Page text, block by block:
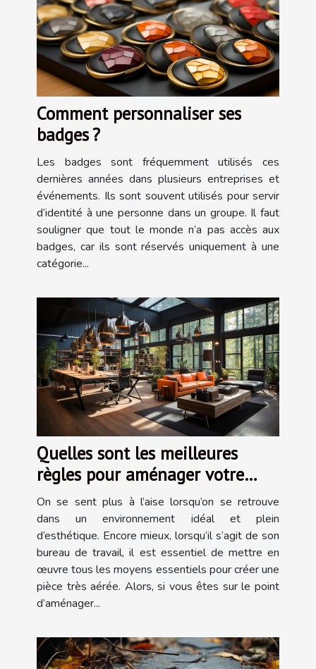
Comment personnaliser ses
badges ?
Les badges sont fréquemment utilisés ces
dernières années dans plusieurs entreprises et
événements. Ils sont souvent utilisés pour servir
d’identité à une personne dans un groupe. Il faut
souligner que tout le monde n’a pas accès aux
badges, car ils sont réservés uniquement à une
catégorie...
Quelles sont les meilleures
règles pour aménager votre
bureau ?
On se sent plus à l’aise lorsqu’on se retrouve
dans un environnement idéal et plein
d’esthétique. Encore mieux, lorsqu’il s’agit de son
bureau de travail, il est essentiel de mettre en
œuvre tous les moyens essentiels pour créer une
pièce très aérée. Alors, si vous êtes sur le point
d’aménager...